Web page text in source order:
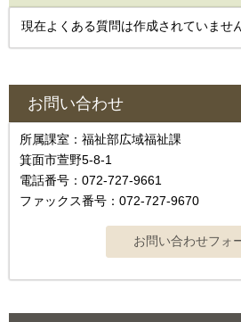
現在よくある質問は作成されていません
お問い合わせ
所属課室：福祉部広域福祉課
箕面市萱野5-8-1
電話番号：072-727-9661
ファックス番号：072-727-9670